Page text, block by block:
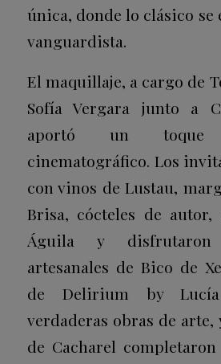
única, donde lo clásico se
vanguardista.
El maquillaje, a cargo de
Sofía Vergara junto a
aportó un
cinematográfico. Los
con vinos de Lustau,
Brisa, cócteles de autor,
Águila y
artesanales de Bico de
de Delirium by
verdaderas obras de arte,
de Cacharel